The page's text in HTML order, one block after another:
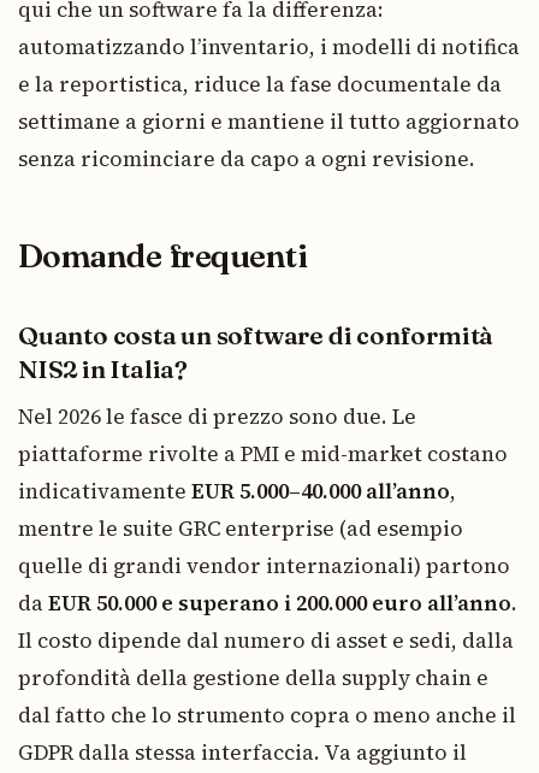
qui che un software fa la differenza:
automatizzando l’inventario, i modelli di notifica
e la reportistica, riduce la fase documentale da
settimane a giorni e mantiene il tutto aggiornato
senza ricominciare da capo a ogni revisione.
Domande frequenti
Quanto costa un software di conformità
NIS2 in Italia?
Nel 2026 le fasce di prezzo sono due. Le
piattaforme rivolte a PMI e mid-market costano
indicativamente EUR 5.000–40.000 all’anno,
mentre le suite GRC enterprise (ad esempio
quelle di grandi vendor internazionali) partono
daEUR 50.000 e superano i 200.000 euro all’anno.
Il costo dipende dal numero di asset e sedi, dalla
profondità della gestione della supply chain e
dal fatto che lo strumento copra o meno anche il
GDPR dalla stessa interfaccia. Va aggiunto il